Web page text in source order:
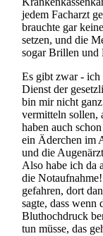
jedem Facharzt
brauchte gar
setzen, und die
sogar Brillen und
Es gibt zwar - ich
Dienst der
bin mir nicht
vermitteln sollen,
haben auch
ein Äderchen im
und die
Also habe ich da
die
gefahren, dort
sagte, dass wenn
Bluthochdruck
tun müsse, das